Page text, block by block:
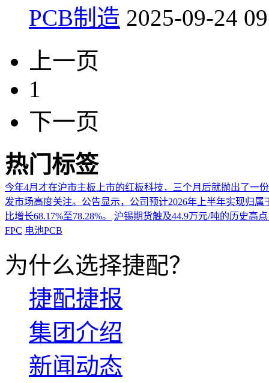
PCB制造 2025-09-24
上一页
1
下一页
热门标签
今年4月才在沪市主板上市的红板科技，三个月后就抛出了一
发市场高度关注。公告显示，公司预计2026年上半年实现归
比增长68.17%至78.28%。
沪锡期货触及44.9万元/吨的历史高
FPC 电池PCB
为什么选择捷配？
捷配捷报
集团介绍
新闻动态